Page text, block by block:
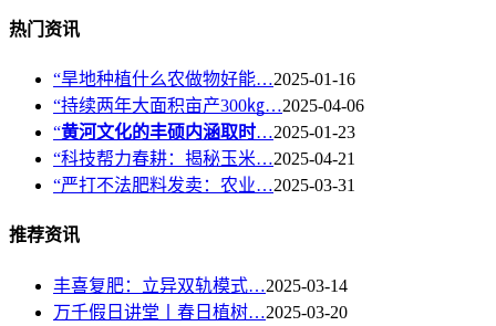
热门资讯
“旱地种植什么农做物好能…2025-01-16
“持续两年大面积亩产300㎏…2025-04-06
“黄河文化的丰硕内涵取时…2025-01-23
“科技帮力春耕：揭秘玉米…2025-04-21
“严打不法肥料发卖：农业…2025-03-31
推荐资讯
丰喜复肥：立异双轨模式…2025-03-14
万千假日讲堂丨春日植树…2025-03-20